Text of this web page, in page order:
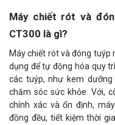
Máy chiết rót và
CT300 là gì?
Máy chiết rót và đóng tuýp
dụng để tự động hóa quy
các tuýp, như kem
chăm sóc sức khỏe. Với,
chính xác và ổn định,
đồng đều, tiết kiệm thời